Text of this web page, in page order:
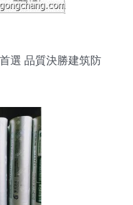
選 品質決勝建筑防